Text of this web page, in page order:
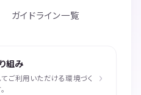
ガイドライン一覧
組み
ご利用いただける環境づく
›